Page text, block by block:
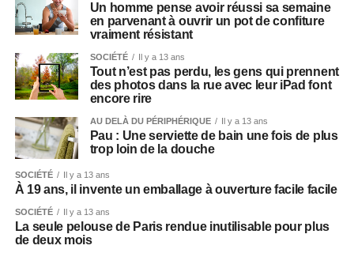
Un homme pense avoir réussi sa semaine
en parvenant à ouvrir un pot de confiture
vraiment résistant
SOCIÉTÉ Il y a 13 ans
Tout n’est pas perdu, les gens qui prennent
des photos dans la rue avec leur iPad font
encore rire
AU DELÀ DU PÉRIPHÉRIQUE Il y a 13 ans
Pau : Une serviette de bain une fois de plus
trop loin de la douche
SOCIÉTÉ Il y a 13 ans
À 19 ans, il invente un emballage à ouverture facile facile
SOCIÉTÉ Il y a 13 ans
La seule pelouse de Paris rendue inutilisable pour plus
de deux mois